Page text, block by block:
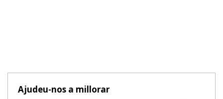
Ajudeu-nos a millorar